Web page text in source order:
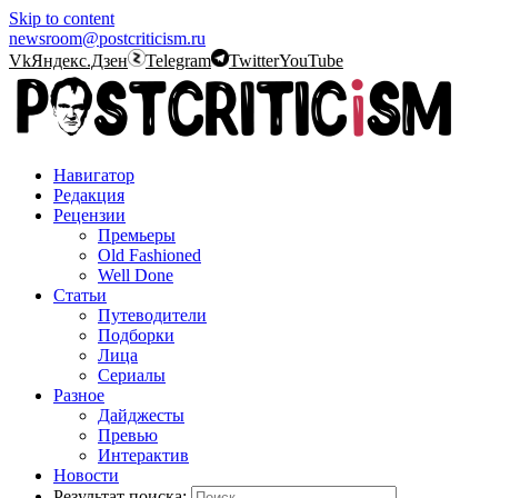
Skip to content
newsroom@postcriticism.ru
VkЯндекс.Дзен Telegram TwitterYouTube
Навигатор
Редакция
Рецензии
Премьеры
Old Fashioned
Well Done
Статьи
Путеводители
Подборки
Лица
Сериалы
Разное
Дайджесты
Превью
Интерактив
Новости